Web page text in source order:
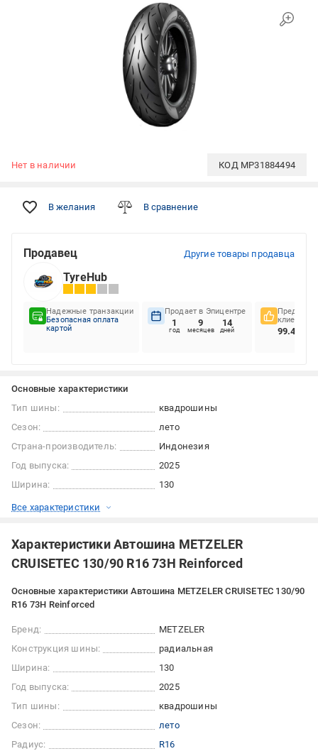
Нет в наличии КОД MP31884494
В желания В сравнение
Продавец Другие товары продавца
TyreHub
Надежные транзакции
Безопасная оплата
картой
Продает в Эпицентре
1
год
9
месяцев
14
дней
клиентов
99.44%
Основные характеристики
Тип шины:
квадрошины
Сезон:
лето
Страна-производитель:
Индонезия
Год выпуска:
2025
Ширина:
130
Все характеристики
Характеристики Автошина METZELER
CRUISETEC 130/90 R16 73H Reinforced
Основные характеристики Автошина METZELER CRUISETEC 130/90
R16 73H Reinforced
Бренд:
METZELER
Конструкция шины:
радиальная
Ширина:
130
Год выпуска:
2025
Тип шины:
квадрошины
Сезон:
лето
Радиус:
R16